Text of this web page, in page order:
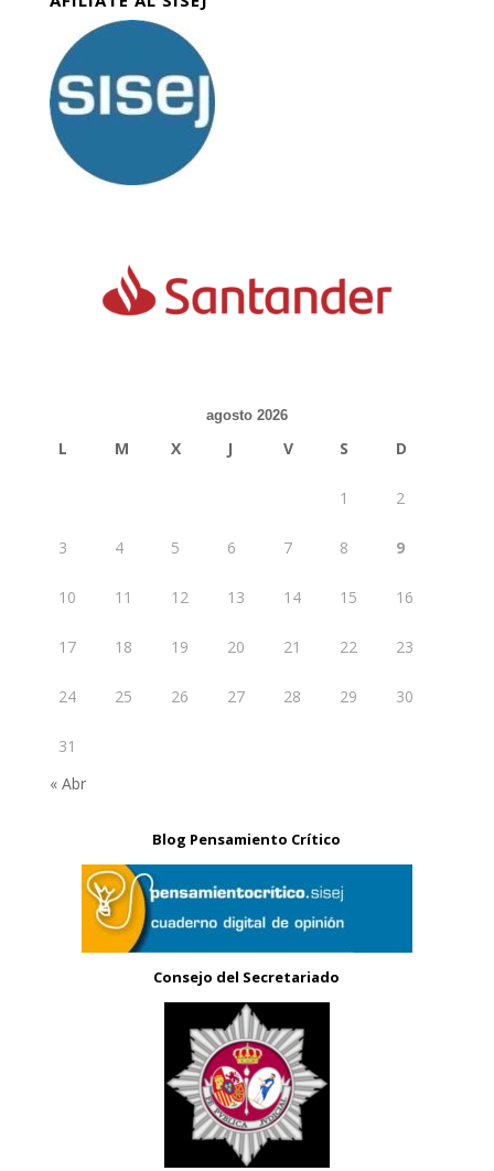
agosto 2026
L M X J V S D
1 2
3 4 5 6 7 8 9
10 11 12 13 14 15 16
17 18 19 20 21 22 23
24 25 26 27 28 29 30
31
« Abr
Blog Pensamiento Crítico
Consejo del Secretariado